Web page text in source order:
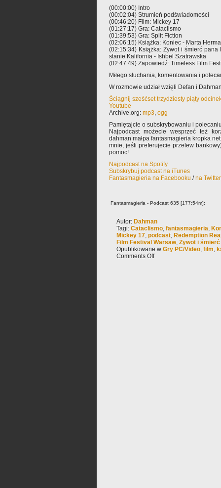
(00:00:00) Intro
(00:02:04) Strumień podświadomości
(00:46:20) Film: Mickey 17
(01:27:17) Gra: Cataclismo
(01:39:53) Gra: Split Fiction
(02:06:15) Książka: Koniec - Marta
(02:15:34) Książka: Żywot i śmierć
stanie Kalifornia - Ishbel Szatrawska
(02:47:49) Zapowiedź: Timeless Film
Miłego słuchania, komentowania i
W rozmowie udział wzięli Defan i
Ściągnij sześćset trzydziesty piąty
Youtube
Archive.org: mp3, ogg
Pamiętajcie o subskrybowaniu i
Najpodcast możecie wesprzeć też
dahman małpa fantasmagieria kropka
mnie, jeśli preferujecie przelew
pomoc!
Najpodcast na Spotify
Subskrybuj podcast na iTunes
Fantasmagieria na Facebooku /na
Fantasmagieria - Podcast 635 [177:54m]:
Autor: Dahman
Tagi: Cataclismo, fantasmagieria,
Mickey 17, podcast, Redemption
Film Festival Warsaw, Żywot i
Opublikowane w Gry PC/Video, film,
Comments Off